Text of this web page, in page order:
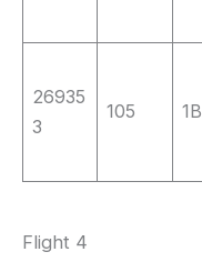
26935
3
105 1B
Flight 4